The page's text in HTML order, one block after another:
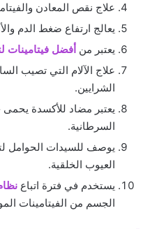
علاج نقص المعادن
يعالج ارتفاع ضغط الدم
يعتبر من أفضل فيتامينات
علاج الآلام التي تصيب
الشرايين.
يعتبر مضاد للأكسدة يحمى
السرطانية.
يوصف للسيدات الحوامل
العيوب الخلقية.
يستخدم في فترة اتباع
الجسم من الفيتامينات